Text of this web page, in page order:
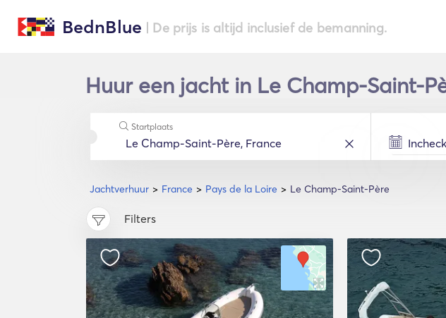
BednBlue | De prijs is altijd inclusief de bemanning.
Huur een jacht in Le Champ-Saint-
Jachtverhuur France Pays de la Loire Le Champ-Saint-Père
Startplaats
Filters